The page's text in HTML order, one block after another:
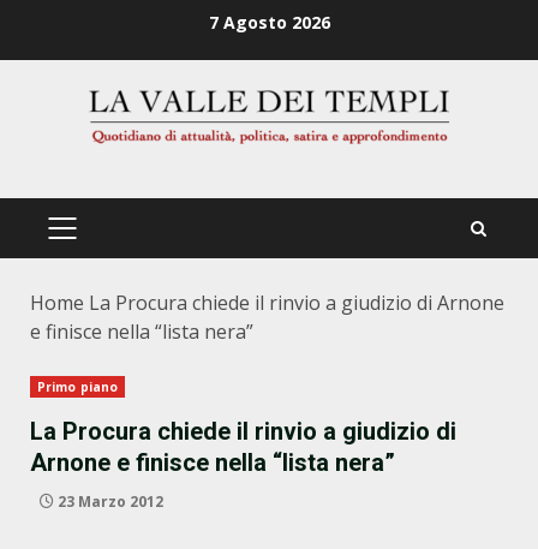
7 Agosto 2026
PRIMÄRES
Home La Procura chiede il rinvio a giudizio di Arnone
e finisce nella “lista nera”
Primo piano
La Procura chiede il rinvio a giudizio di
Arnone e finisce nella “lista nera”
23 Marzo 2012